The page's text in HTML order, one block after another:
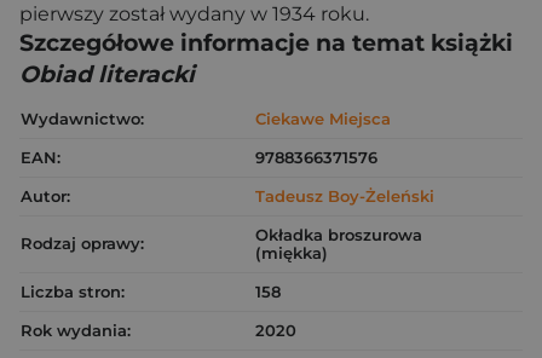
pierwszy został wydany w 1934 roku.
Szczegółowe informacje na temat książki
Obiad literacki
Wydawnictwo:
Ciekawe Miejsca
EAN:
9788366371576
Autor:
Tadeusz Boy-Żeleński
Rodzaj oprawy:
Okładka broszurowa
(miękka)
Liczba stron:
158
Rok wydania:
2020